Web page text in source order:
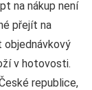
na nákup není
přejít na
objednávkový
v hotovosti.
republice,